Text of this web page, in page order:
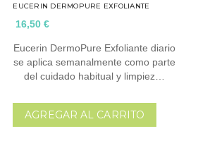
EUCERIN DERMOPURE EXFOLIANTE
16,50 €
Eucerin DermoPure Exfoliante diario
se aplica semanalmente como parte
del cuidado habitual y limpiez…
AGREGAR AL CARRITO